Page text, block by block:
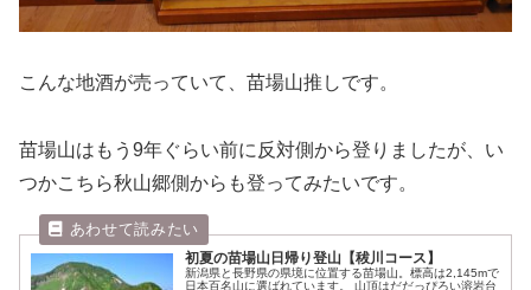
こんな地酒が売っていて、苗場山推しです。
苗場山はもう9年ぐらい前に反対側から登りましたが、い
つかこちら秋山郷側からも登ってみたいです。
初夏の苗場山日帰り登山【秡川コース】
新潟県と長野県の県境に位置する苗場山。標高は2,145mで
日本百名山に選ばれています。 山頂はだだっぴろい溶岩台